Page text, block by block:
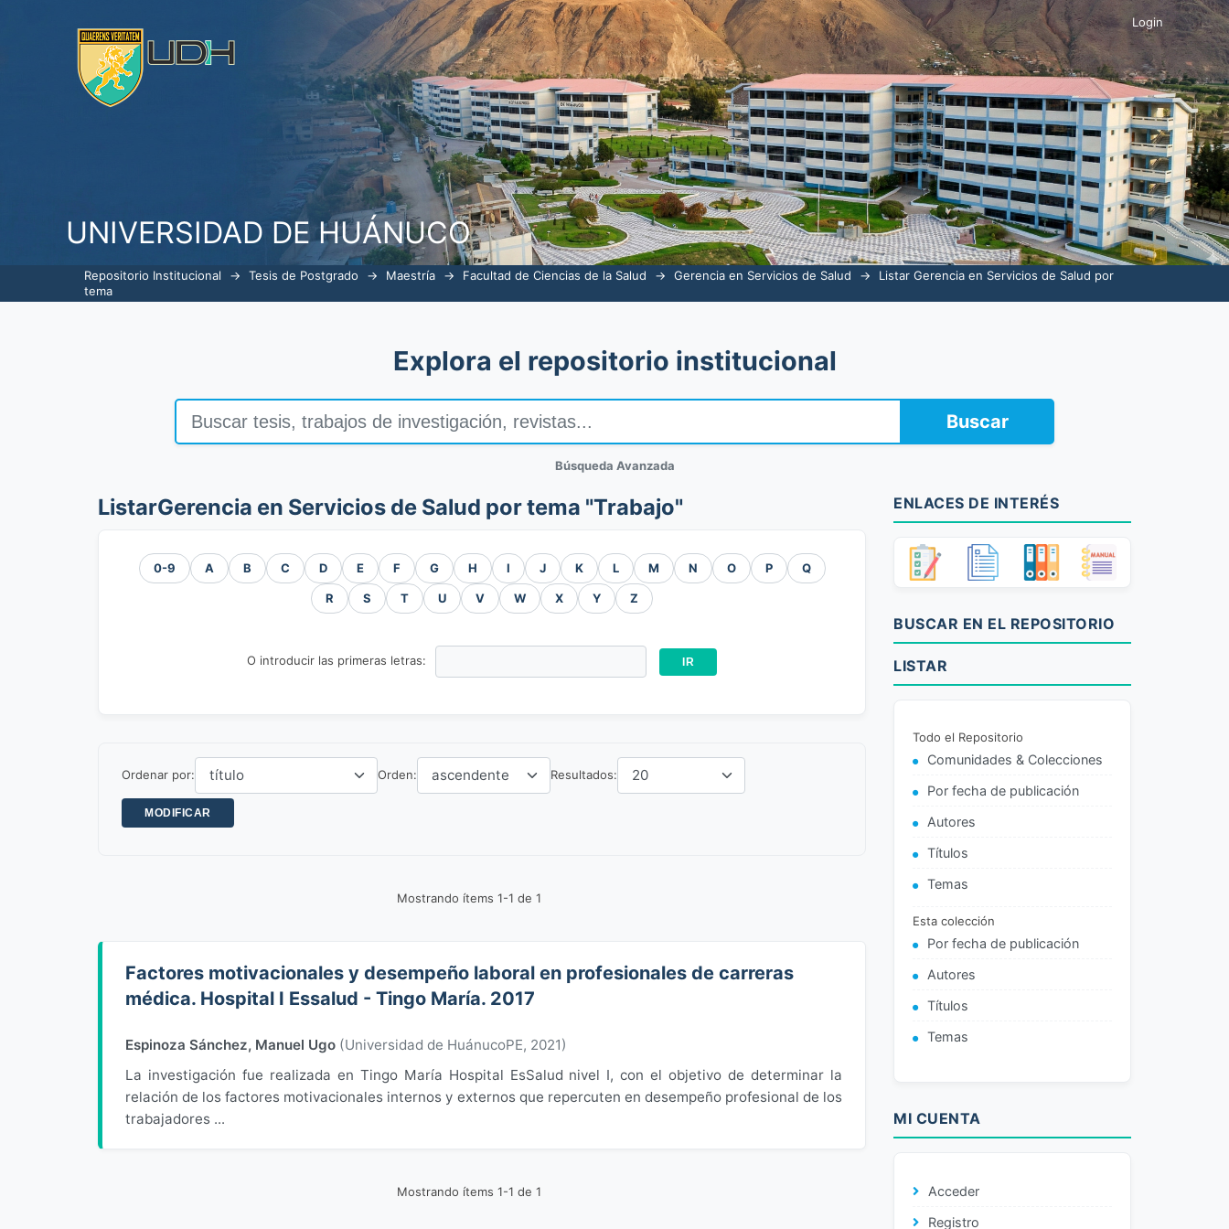
UNIVERSIDAD DE HUÁNUCO
ListarGerencia en Servicios de Salud por tema "Trabajo" Login
Repositorio Institucional → Tesis de Postgrado → Maestría → Facultad de Ciencias de la Salud → Gerencia en Servicios de Salud →
Listar Gerencia en Servicios de Salud por
tema
Explora el repositorio institucional
Buscar
Búsqueda Avanzada
ListarGerencia en Servicios de Salud por tema "Trabajo"
0-9 A B C D E F G H I J K L M N O P Q
R S T U V W X Y Z
O introducir las primeras letras:
Ordenar por: Orden: Resultados:
Mostrando ítems 1-1 de 1
Factores motivacionales y desempeño laboral en profesionales de carreras
médica. Hospital I Essalud - Tingo María. 2017
Espinoza Sánchez, Manuel Ugo (Universidad de HuánucoPE, 2021)
La investigación fue realizada en Tingo María Hospital EsSalud nivel I, con el objetivo de determinar la
relación de los factores motivacionales internos y externos que repercuten en desempeño profesional de los
trabajadores ...
Mostrando ítems 1-1 de 1
ENLACES DE INTERÉS
BUSCAR EN EL REPOSITORIO
LISTAR
Todo el Repositorio
Comunidades & Colecciones
Por fecha de publicación
Autores
Títulos
Temas
Esta colección
Por fecha de publicación
Autores
Títulos
Temas
MI CUENTA
Acceder
Registro